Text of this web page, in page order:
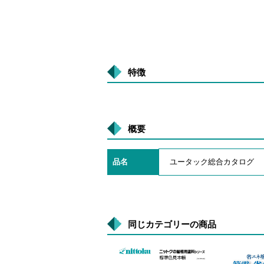
特徴
概要
品名 ユータック総合カタログ
同じカテゴリーの商品